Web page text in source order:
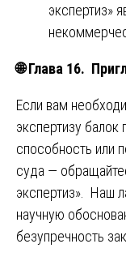
экспертиз»
🌐Глава 16.
Если вам
экспертизу
способность или
суда —
экспертиз». Наш
научную
безупречность